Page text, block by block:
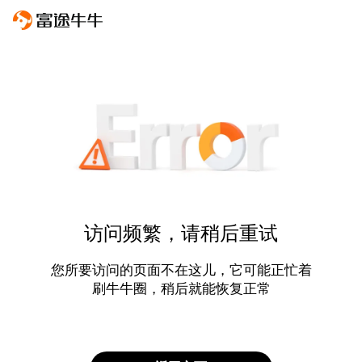
访问频繁，请稍后重试
您所要访问的页面不在这儿，它可能正忙着
刷牛牛圈，稍后就能恢复正常